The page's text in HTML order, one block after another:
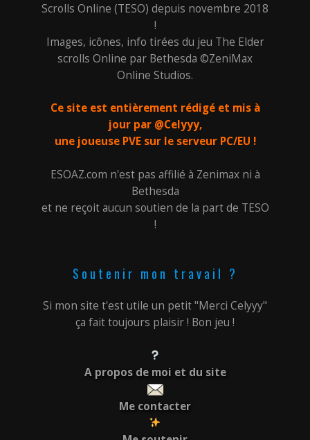
Scrolls Online (TESO) depuis novembre 2018
!
Images, icônes, info tirées du jeu The Elder
scrolls Online par Bethesda ©ZeniMax
Online Studios.
Ce site est entièrement rédigé et mis à
jour par @Celyyy,
une joueuse PVE sur le serveur PC/EU !
ESOAZ.com n'est pas affilié à Zenimax ni à
Bethesda
et ne reçoit aucun soutien de la part de TESO
!
Soutenir mon travail ?
Si mon site t'est utile un petit "Merci Celyyy"
ça fait toujours plaisir ! Bon jeu !
A propos de moi et du site
Me contacter